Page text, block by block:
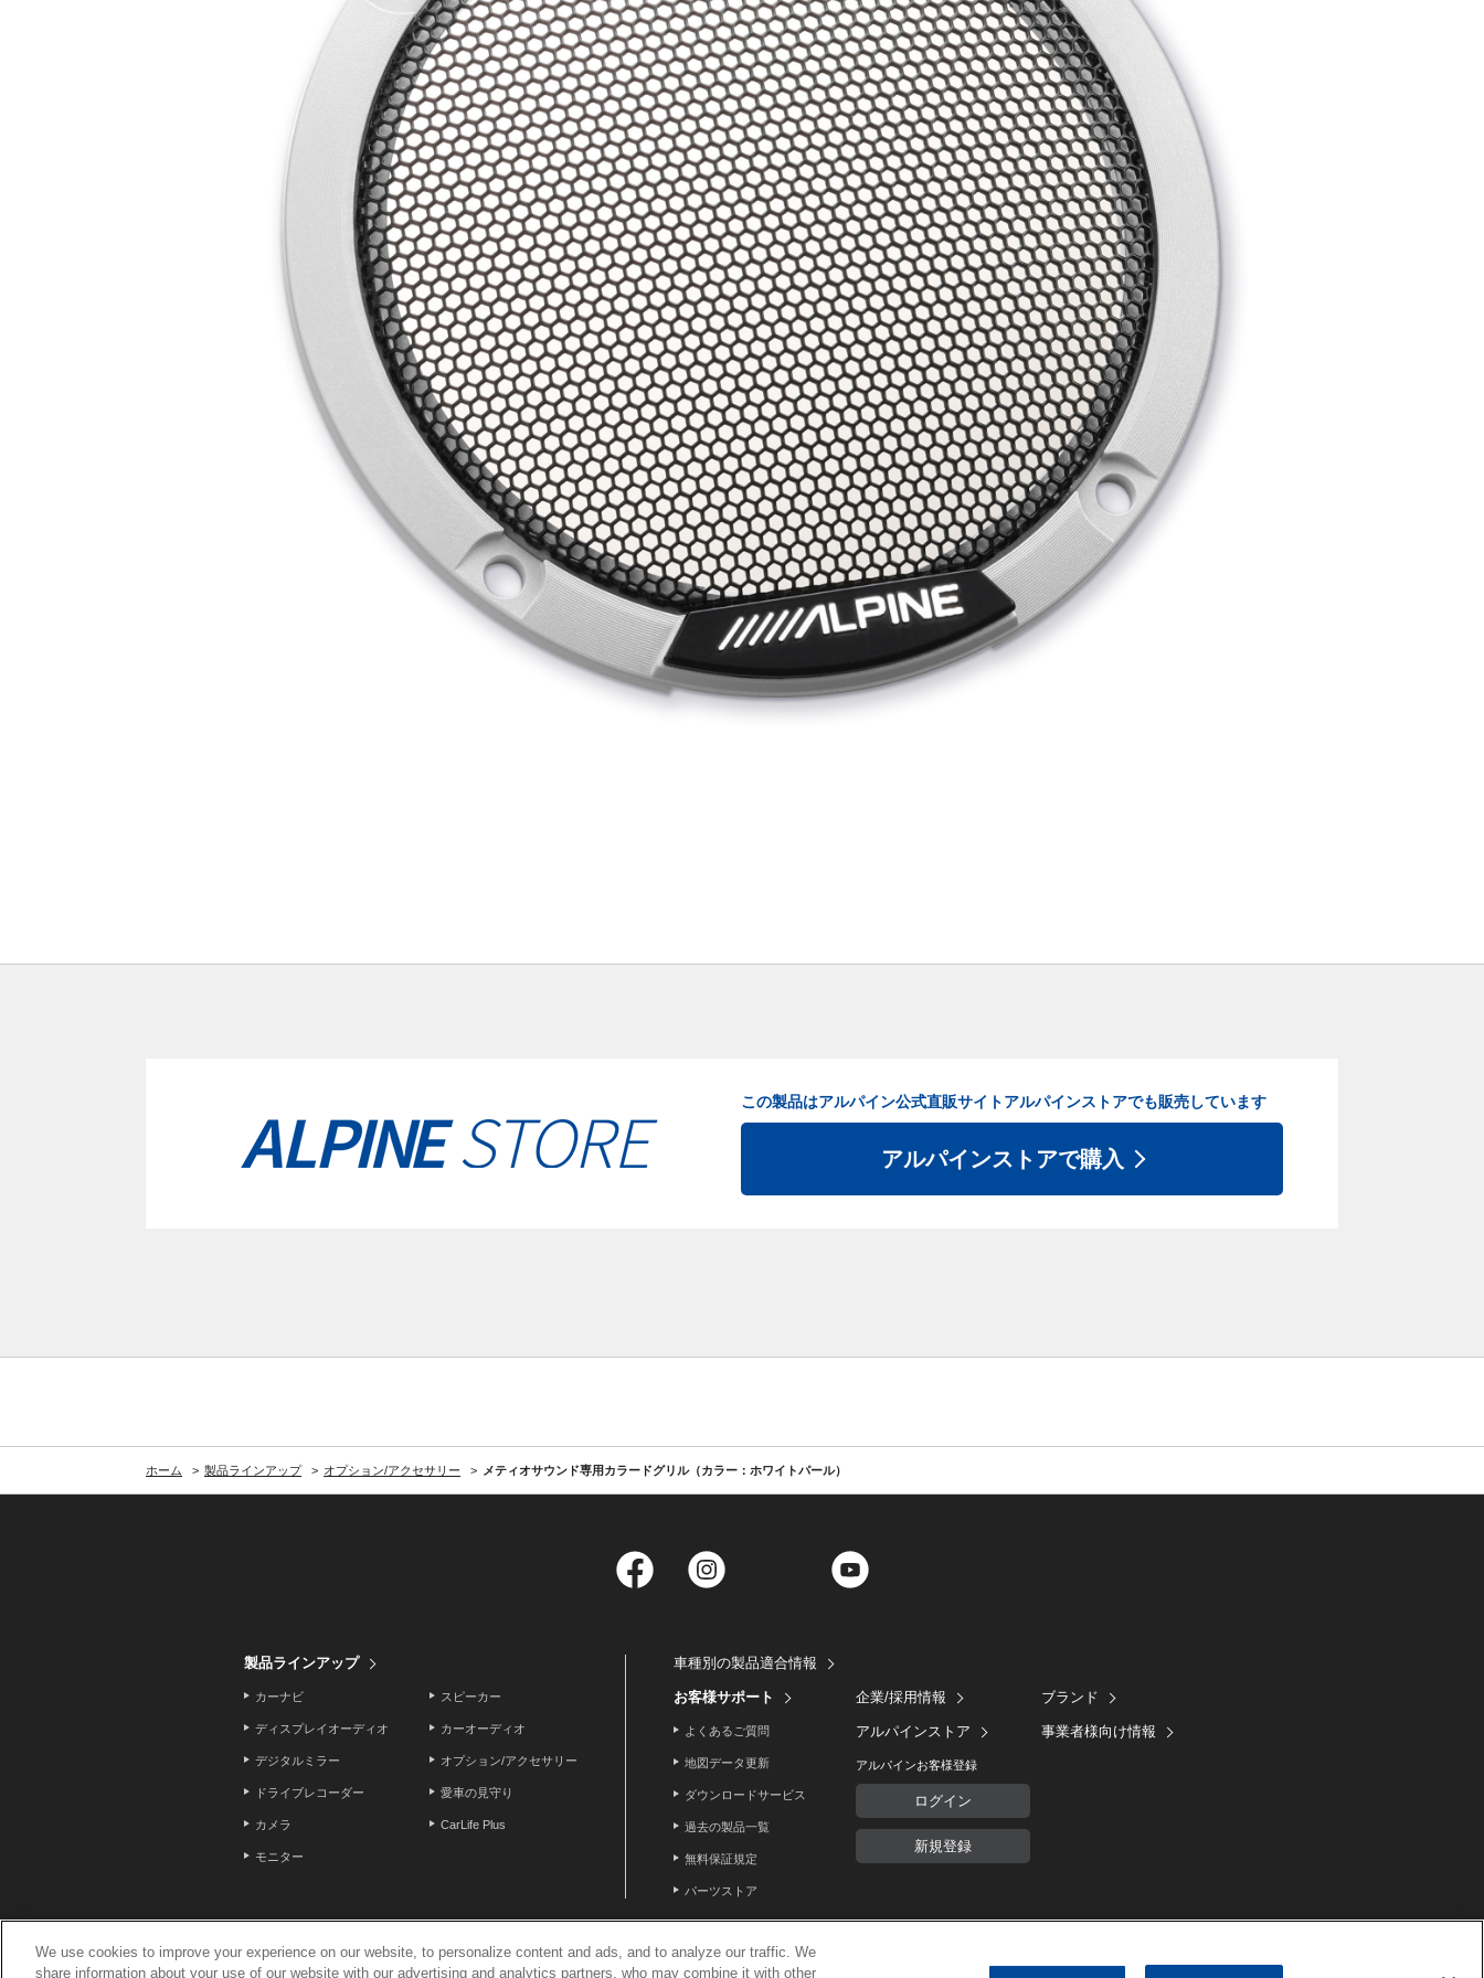
この製品はアルパイン公式直販サイトアルパインストアでも販売しています
アルパインストアで購入
ホーム 製品ラインアップ オプション/アクセサリー メティオサウンド専用カラードグリル（カラー：ホワイトパール）
Facebook Twitter
製品ラインアップ
カーナビ
ディスプレイオーディオ
デジタルミラー
ドライブレコーダー
カメラ
モニター
スピーカー
カーオーディオ
オプション/アクセサリー
愛車の見守り
CarLife Plus
車種別の製品適合情報
お客様サポート
よくあるご質問
地図データ更新
ダウンロードサービス
過去の製品一覧
無料保証規定
パーツストア
企業/採用情報
アルパインストア
アルパインお客様登録
ログイン
新規登録
ブランド
事業者様向け情報
We use cookies to improve your experience on our website, to personalize content and ads, and to analyze our traffic. We
share information about your use of our website with our advertising and analytics partners, who may combine it with other